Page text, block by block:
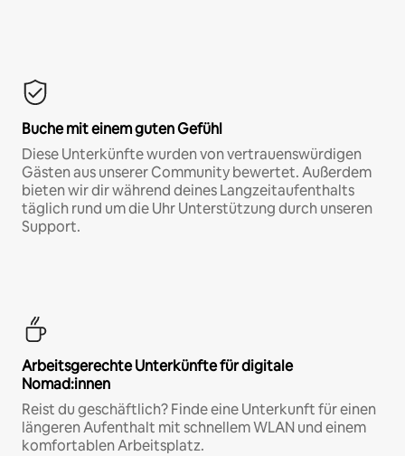
Buche mit einem guten Gefühl
Diese Unterkünfte wurden von vertrauenswürdigen
Gästen aus unserer Community bewertet. Außerdem
bieten wir dir während deines Langzeitaufenthalts
täglich rund um die Uhr Unterstützung durch unseren
Support.
Arbeitsgerechte Unterkünfte für digitale
Nomad:innen
Reist du geschäftlich? Finde eine Unterkunft für einen
längeren Aufenthalt mit schnellem WLAN und einem
komfortablen Arbeitsplatz.